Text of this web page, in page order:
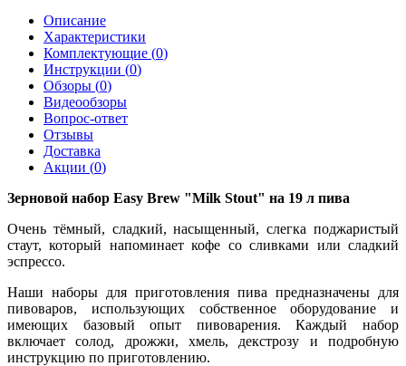
Описание
Характеристики
Комплектующие (0)
Инструкции (0)
Обзоры (0)
Видеообзоры
Вопрос-ответ
Отзывы
Доставка
Акции (0)
Зерновой набор Easy Brew "Milk Stout" на 19 л пива
Очень тёмный, сладкий, насыщенный, слегка поджаристый
стаут, который напоминает кофе со сливками или сладкий
эспрессо.
Наши наборы для приготовления пива предназначены для
пивоваров, использующих собственное оборудование и
имеющих базовый опыт пивоварения. Каждый набор
включает солод, дрожжи, хмель, декстрозу и подробную
инструкцию по приготовлению.